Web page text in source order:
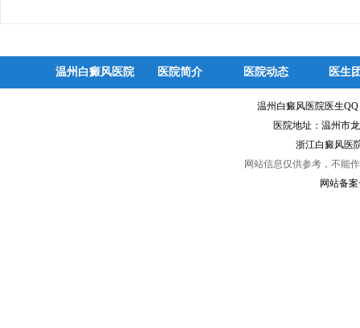
温州白癜风医院 医院简介 医院动态 医生
温州白癜风医院医生
医院地址：温州市
浙江白癜风医
网站信息仅供参考，不能
网站备